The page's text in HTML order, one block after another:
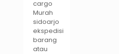
cargo
Murah
sidoarjo
ekspedisi
barang
atau